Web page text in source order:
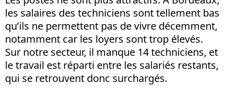
les salaires des techniciens sont tellement bas
qu’ils ne permettent pas de vivre décemment,
notamment car les loyers sont trop élevés.
Sur notre secteur, il manque 14 techniciens, et
le travail est réparti entre les salariés restants,
qui se retrouvent donc surchargés.